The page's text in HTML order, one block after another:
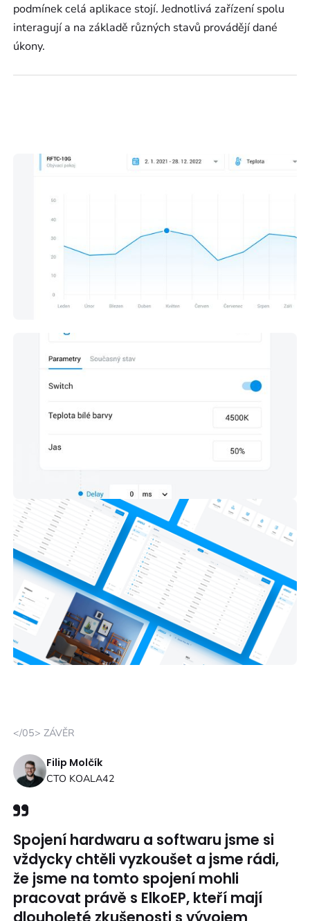
podmínek celá aplikace stojí. Jednotlivá zařízení spolu
interagují a na základě různých stavů provádějí dané
úkony.
</05> ZÁVĚR
Filip Molčík
CTO KOALA42
Spojení hardwaru a softwaru jsme si
vždycky chtěli vyzkoušet a jsme rádi,
že jsme na tomto spojení mohli
pracovat právě s ElkoEP, kteří mají